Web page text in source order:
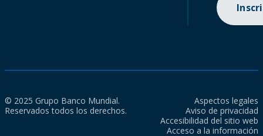
© 2025 Grupo Banco Mundial.
Reservados todos los derechos.
Aspectos legales
Aviso de privacidad
Accesibilidad del sitio web
Acceso a la información